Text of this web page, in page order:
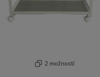
2 možností